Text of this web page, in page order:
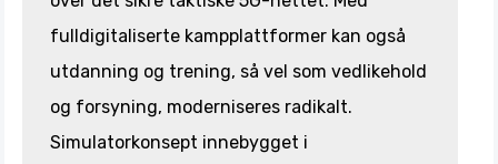
fulldigitaliserte kampplattformer kan også
utdanning og trening, så vel som vedlikehold
og forsyning, moderniseres radikalt.
Simulatorkonsept innebygget i